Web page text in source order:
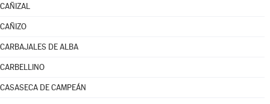
CAÑIZAL
CAÑIZO
CARBAJALES DE ALBA
CARBELLINO
CASASECA DE CAMPEÁN